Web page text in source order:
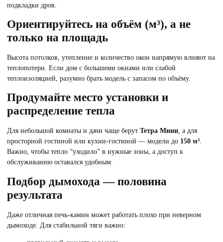
подкладки дров.
Ориентируйтесь на объём (м³), а не
только на площадь
Высота потолков, утепление и количество окон напрямую влияют на
теплопотери. Если дом с большими окнами или слабой
теплоизоляцией, разумно брать модель с запасом по объёму.
Продумайте место установки и
распределение тепла
Для небольшой комнаты и дачи чаще берутТетра Мини, а для
просторной гостиной или кухни-гостиной — модели до 150 м³.
Важно, чтобы тепло “уходило” в нужные зоны, а доступ к
обслуживанию оставался удобным.
Подбор дымохода — половина
результата
Даже отличная печь-камин может работать плохо при неверном
дымоходе. Для стабильной тяги важно: